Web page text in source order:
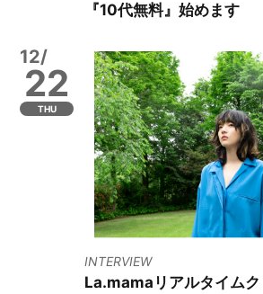
『10代無料』始めます
12/
22
THU
INTERVIEW
La.mamaリアルタイム